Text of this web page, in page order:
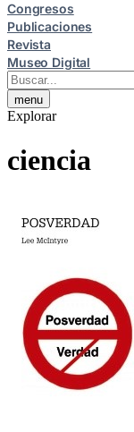
Congresos
Publicaciones
Revista
Museo Digital
menu
Explorar
ciencia